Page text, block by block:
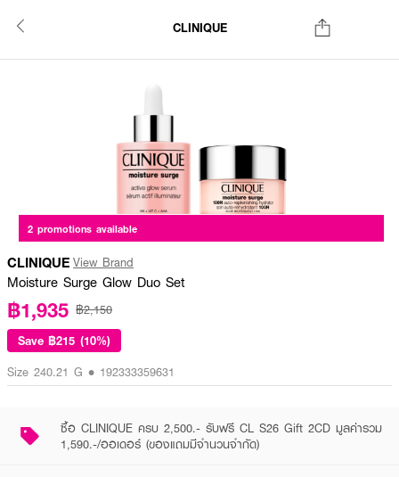
CLINIQUE
2 promotions available
CLINIQUE View Brand
Moisture Surge Glow Duo Set
฿1,935 ฿2,150
Save ฿215 (10%)
Size 240.21 G • 192333359631
ซื้อ CLINIQUE ครบ 2,500.- รับฟรี CL S26 Gift 2CD มูลค่ารวม
1,590.-/ออเดอร์ (ของแถมมีจำนวนจำกัด)